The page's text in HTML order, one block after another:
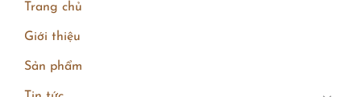
Trang chủ
Giới thiệu
Sản phẩm